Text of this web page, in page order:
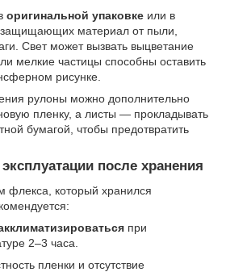
оригинальной упаковке или в
защищающих материал от пыли,
Свет может вызвать выцветание
мелкие частицы способны оставить
рисунке.
рулоны можно дополнительно
пленку, а листы — прокладывать
бумагой, чтобы предотвратить
после хранения
флекса, который хранился
при
2–3 часа.
пленки и отсутствие